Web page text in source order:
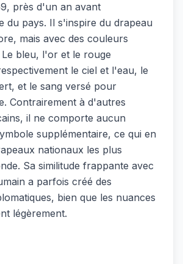
près d'un an avant
du pays. Il s'inspire du drapeau
mais avec des couleurs
bleu, l'or et le rouge
le ciel et l'eau, le
et le sang versé pour
Contrairement à d'autres
il ne comporte aucun
supplémentaire, ce qui en
nationaux les plus
Sa similitude frappante avec
a parfois créé des
bien que les nuances
légèrement.